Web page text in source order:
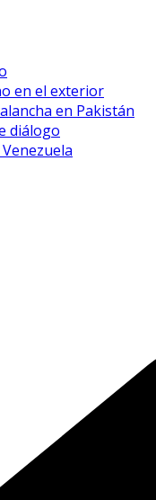
en el exterior
en Pakistán
diálogo